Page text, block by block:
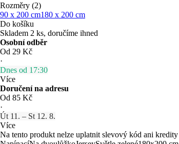
Rozměry (2)
90 x 200 cm180 x 200 cm
Do košíku
Skladem 2 ks, doručíme ihned
Osobní odběr
Od 29 Kč
·
Dnes od 17:30
Více
Doručení na adresu
Od 85 Kč
·
Út 11. – St 12. 8.
Více
Na tento produkt nelze uplatnit slevový kód ani kredity